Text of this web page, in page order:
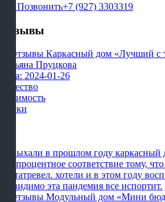
Позвонить+7 (927) 3303319
Отзывы
Татьяна Пруцкова
Дата: 2024-01-26
Качество
Стоимость
Сроки
Отдыхали в прошлом году каркасный
сто процентное соответствие тому,
картатревел. хотели и в этом году
но видимо эта пандемия все испортит.